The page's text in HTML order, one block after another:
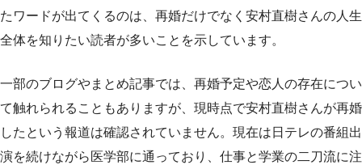
たワードが出てくるのは、再婚だけでなく安村直樹さんの人生
全体を知りたい読者が多いことを示しています。
一部のブログやまとめ記事では、再婚予定や恋人の存在につい
て触れられることもありますが、現時点で安村直樹さんが再婚
したという報道は確認されていません。現在は日テレの番組出
演を続けながら医学部に通っており、仕事と学業の二刀流に注